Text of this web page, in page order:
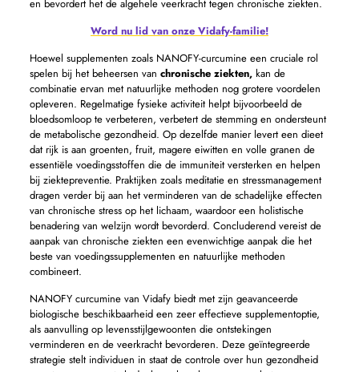
en bevordert het de algehele veerkracht tegen chronische ziekten.
Word nu lid van onze Vidafy-familie!
Hoewel supplementen zoals NANOFY-curcumine een cruciale rol
spelen bij het beheersen van chronische ziekten,kan de
combinatie ervan met natuurlijke methoden nog grotere voordelen
opleveren. Regelmatige fysieke activiteit helpt bijvoorbeeld de
bloedsomloop te verbeteren, verbetert de stemming en ondersteunt
de metabolische gezondheid. Op dezelfde manier levert een dieet
dat rijk is aan groenten, fruit, magere eiwitten en volle granen de
essentiële voedingsstoffen die de immuniteit versterken en helpen
bij ziektepreventie. Praktijken zoals meditatie en stressmanagement
dragen verder bij aan het verminderen van de schadelijke effecten
van chronische stress op het lichaam, waardoor een holistische
benadering van welzijn wordt bevorderd. Concluderend vereist de
aanpak van chronische ziekten een evenwichtige aanpak die het
beste van voedingssupplementen en natuurlijke methoden
combineert.
NANOFY curcumine van Vidafy biedt met zijn geavanceerde
biologische beschikbaarheid een zeer effectieve supplementoptie,
als aanvulling op levensstijlgewoonten die ontstekingen
verminderen en de veerkracht bevorderen. Deze geïntegreerde
strategie stelt individuen in staat de controle over hun gezondheid